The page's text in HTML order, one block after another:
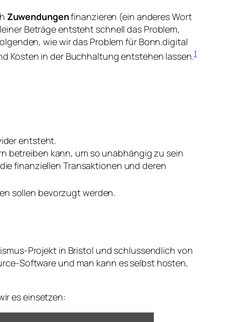
Zuwendungenfinanzieren (ein anderes Wort
Beträge entsteht schnell das Problem,
wie wir das Problem für Bonn.digital
Kosten in der Buchhaltung entstehen lassen.1
entsteht.
betreiben kann, um so unabhängig zu sein
finanziellen Transaktionen und deren
sollen bevorzugt werden.
Projekt in Bristol und schlussendlich von
Software und man kann es selbst hosten,
es einsetzen: